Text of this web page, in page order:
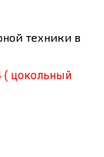
техники в
( цокольный